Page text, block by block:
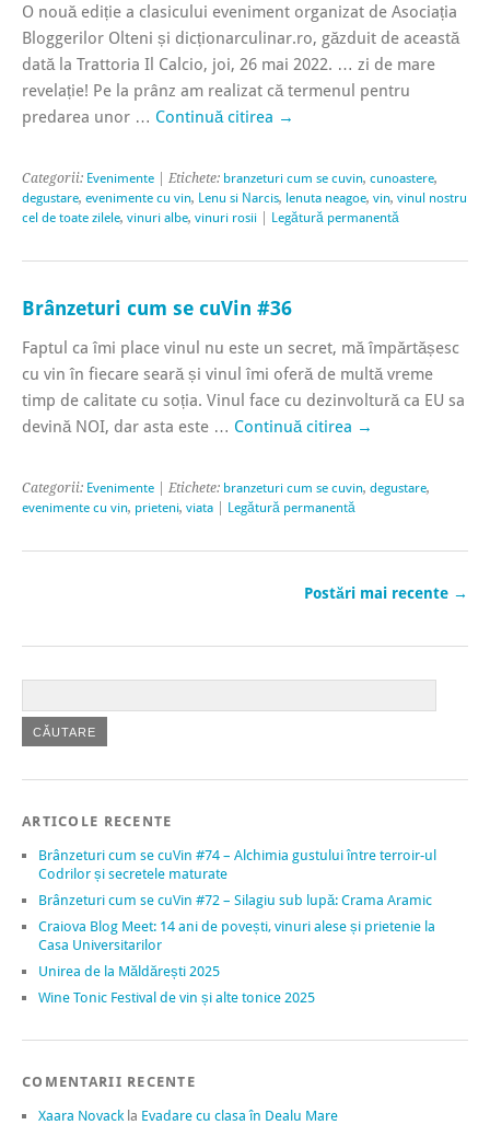
O nouă ediție a clasicului eveniment organizat de Asociația
Bloggerilor Olteni și dicționarculinar.ro, găzduit de această
dată la Trattoria Il Calcio, joi, 26 mai 2022. … zi de mare
revelație! Pe la prânz am realizat că termenul pentru
predarea unor … Continuă citirea →
Categorii: Evenimente | Etichete: branzeturi cum se cuvin, cunoastere,
degustare, evenimente cu vin, Lenu si Narcis, lenuta neagoe, vin, vinul nostru
cel de toate zilele, vinuri albe, vinuri rosii Legătură permanentă
Brânzeturi cum se cuVin #36
Faptul ca îmi place vinul nu este un secret, mă împărtășesc
cu vin în fiecare seară și vinul îmi oferă de multă vreme
timp de calitate cu soția. Vinul face cu dezinvoltură ca EU sa
devină NOI, dar asta este … Continuă citirea →
Categorii: Evenimente | Etichete: branzeturi cum se cuvin, degustare,
evenimente cu vin, prieteni, viata Legătură permanentă
Postări mai recente →
ARTICOLE RECENTE
Brânzeturi cum se cuVin #74 – Alchimia gustului între terroir-ul
Codrilor și secretele maturate
Brânzeturi cum se cuVin #72 – Silagiu sub lupă: Crama Aramic
Craiova Blog Meet: 14 ani de povești, vinuri alese și prietenie la
Casa Universitarilor
Unirea de la Măldărești 2025
Wine Tonic Festival de vin și alte tonice 2025
COMENTARII RECENTE
Xaara Novack la Evadare cu clasa în Dealu Mare